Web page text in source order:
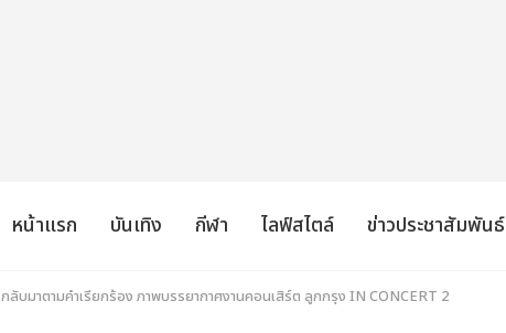
หน้าแรก บันเทิง กีฬา ไลฟ์สไตล์ ข่าวประชาสัมพันธ์
กลับมาตามคำเรียกร้อง ภาพบรรยากาศงานคอนเสิร์ต ลูกกรุง IN CONCERT 2